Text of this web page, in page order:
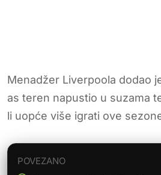
Menadžer Liverpoola dodao
as teren napustio u suzama
li uopće više igrati ove
POVEZANO